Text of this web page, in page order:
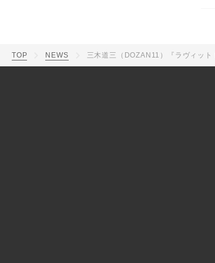
TOP NEWS 三木道三（DOZAN11）『ラヴィッ